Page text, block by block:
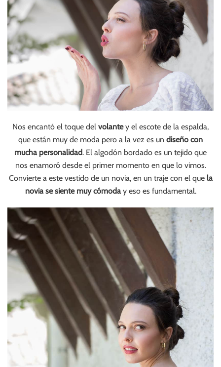
Nos encantó el toque del volantey el escote de la espalda,
que están muy de moda pero a la vez es un diseño con
mucha personalidad. El algodón bordado es un tejido que
nos enamoró desde el primer momento en que lo vimos.
Convierte a este vestido de un novia, en un traje con el que la
novia se siente muy cómoday eso es fundamental.